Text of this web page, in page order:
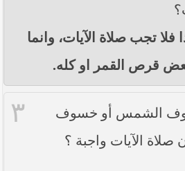
تجب صلاة الآيات، وانما
قرص القمر او كله.
٣
الشمس أو خسوف
صلاة الآيات واجبة ؟